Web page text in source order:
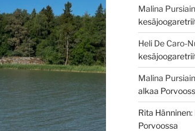
Malina
Heli De Caro-
Malina
alkaa
Rita Hänninen:
Porvoossa